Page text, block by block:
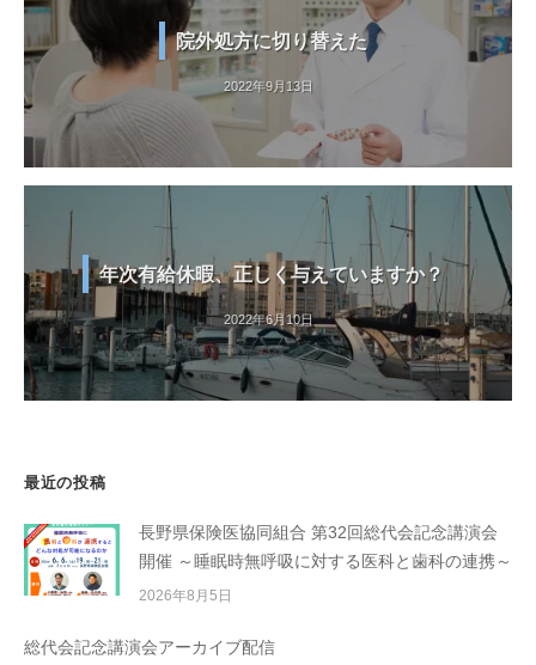
院外処方に切り替えた
2022年9月13日
年次有給休暇、正しく与えていますか？
2022年6月10日
最近の投稿
長野県保険医協同組合 第32回総代会記念講演会
開催 ～睡眠時無呼吸に対する医科と歯科の連携～
2026年8月5日
総代会記念講演会アーカイブ配信